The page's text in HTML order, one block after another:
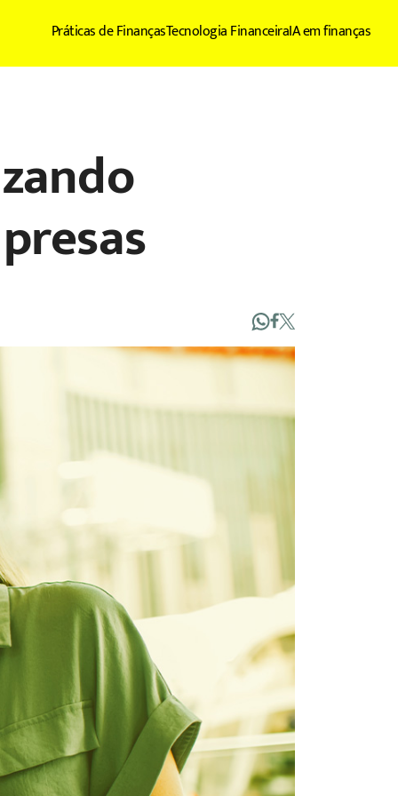
Práticas de FinançasTecnologia FinanceiraIA em finanças